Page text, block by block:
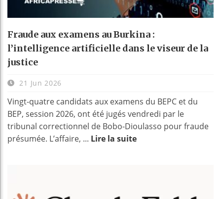
Fraude aux examens au Burkina :
l’intelligence artificielle dans le viseur de la
justice
21 Jun 2026
Vingt-quatre candidats aux examens du BEPC et du
BEP, session 2026, ont été jugés vendredi par le
tribunal correctionnel de Bobo-Dioulasso pour fraude
présumée. L’affaire, ... Lire la suite